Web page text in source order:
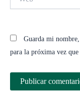
Guarda mi
para la próxima vez que